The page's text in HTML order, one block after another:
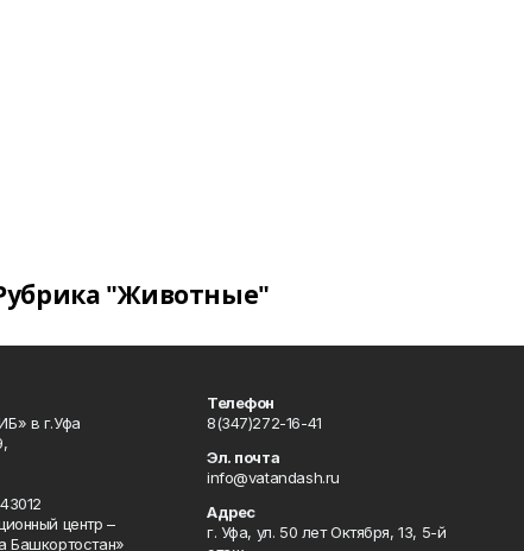
"Животные"
в г.Уфа
центр –
Башкортостан»
Телефон
8(347)272-16-41
Эл. почта
info@vatandash.ru
Адрес
г. Уфа, ул. 50 лет Октября, 13, 5-й